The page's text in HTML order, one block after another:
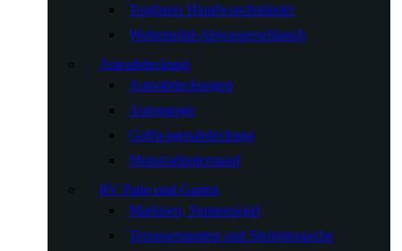
Tragbarer Handwaschständer
Wohnmobil-Abwasserschlauch
Autoabdeckung
Autoabdeckungen
Autogarage
Golfwagenabdeckung
Motorradunterstand
RV Patio und Garten
Markisen, Sonnensegel
Terrassenmatten und Stufenteppiche